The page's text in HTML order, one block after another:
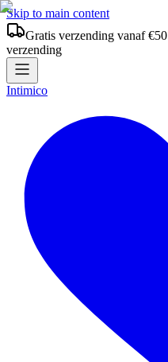
Skip to main content
Gratis verzending vanaf €50
verzending
Intimico